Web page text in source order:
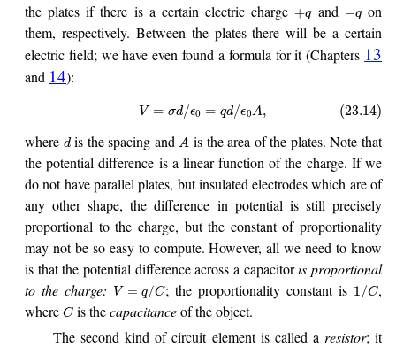
the plates if there is a certain electric charge +qand −qon
them, respectively. Between the plates there will be a certain
electric field; we have even found a formula for it (Chapters 13
and 14):
V = σd/ϵ0 = qd/ϵ0A, (23.14)
where dis the spacing and A is the area of the plates. Note that
the potential difference is a linear function of the charge. If we
do not have parallel plates, but insulated electrodes which are of
any other shape, the difference in potential is still precisely
proportional to the charge, but the constant of proportionality
may not be so easy to compute. However, all we need to know
is that the potential difference across a capacitoris proportional
to the charge:
V = q/C; the proportionality constant is 1/C,
where C is thecapacitanceof the object.
The second kind of circuit element is called a resistor; it